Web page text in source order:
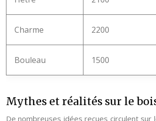
Charme 2200
Bouleau 1500
Mythes et réalités sur le
De nombreuses idées reçues circulent